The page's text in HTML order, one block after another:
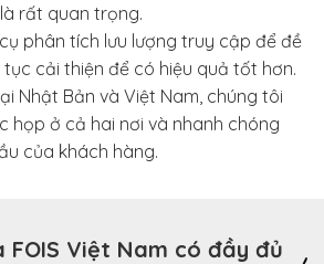
rất quan trọng.
phân tích lưu lượng truy cập để đề
cải thiện để có hiệu quả tốt hơn.
Nhật Bản và Việt Nam, chúng tôi
họp ở cả hai nơi và nhanh chóng
của khách hàng.
FOIS Việt Nam có đầy đủ